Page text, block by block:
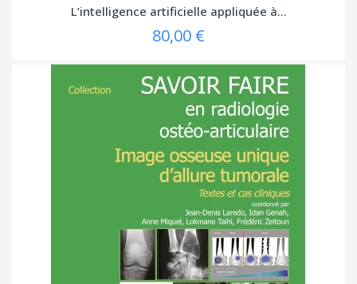
L’intelligence artificielle appliquée à...
80,00 €